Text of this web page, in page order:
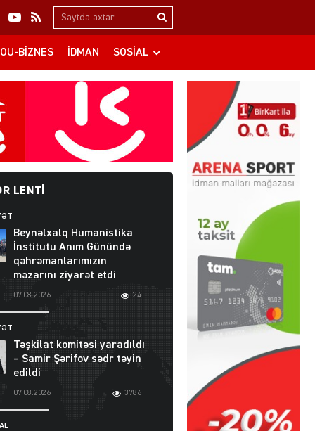
Search…
BIZNES İDMAN SOSIAL
LENTI
Beynəlxalq Humanistika
İnstitutu Anım Günündə
qəhrəmanlarımızın
məzarını ziyarət etdi
07.08.2026 24
Təşkilat komitəsi yaradıldı
– Samir Şərifov sədr təyin
edildi
07.08.2026 3786